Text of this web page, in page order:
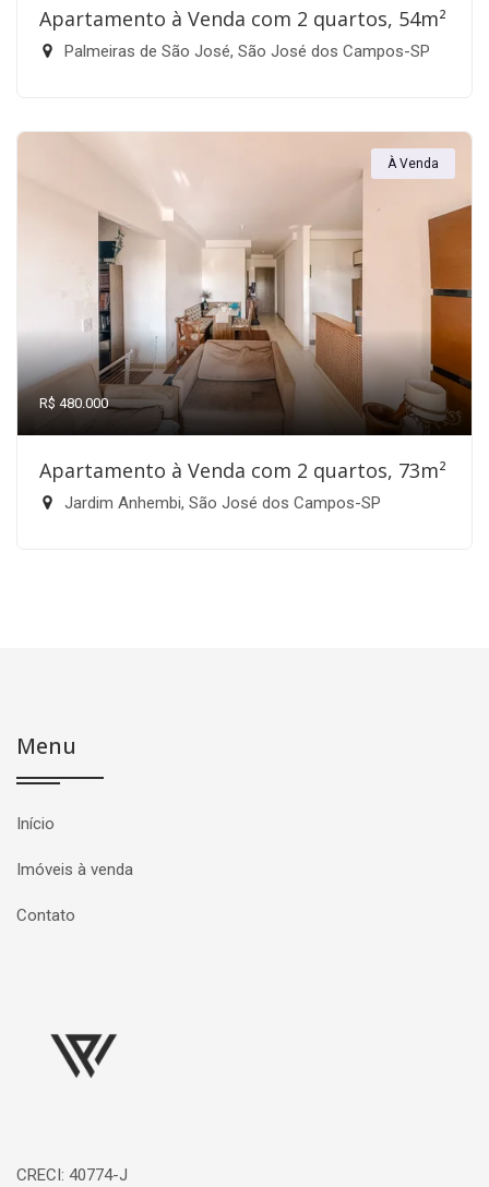
Apartamento à Venda com 2 quartos, 54m²
Palmeiras de São José, São José dos Campos-SP
À Venda
R$ 480.000
Apartamento à Venda com 2 quartos, 73m²
Jardim Anhembi, São José dos Campos-SP
Menu
Início
Imóveis à venda
Contato
CRECI: 40774-J